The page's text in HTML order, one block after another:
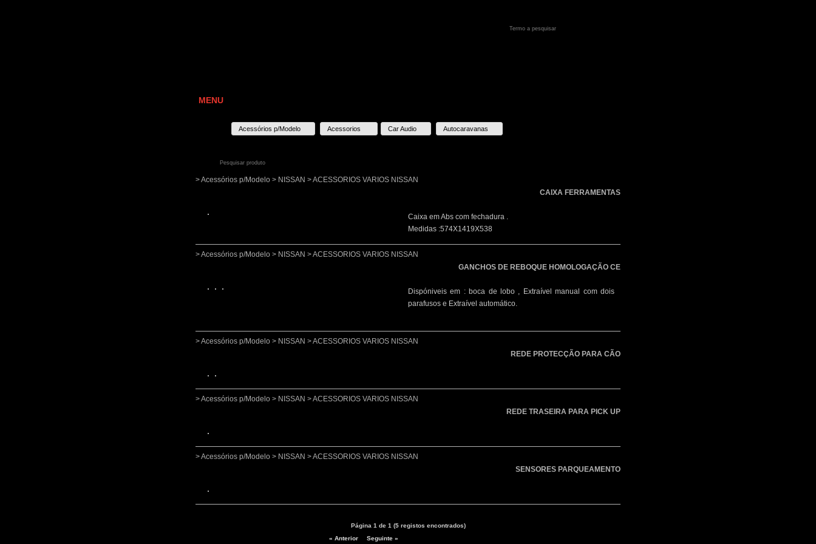
MENU
Acessórios p/Modelo Acessorios Car Audio Autocaravanas
> Acessórios p/Modelo > NISSAN > ACESSORIOS VARIOS NISSAN
CAIXA FERRAMENTAS
Caixa em Abs com fechadura .
Medidas :574X1419X538
> Acessórios p/Modelo > NISSAN > ACESSORIOS VARIOS NISSAN
GANCHOS DE REBOQUE HOMOLOGAÇÃO CE
Dispóniveis em : boca de lobo , Extraível manual com dois
parafusos e Extraível automático.
> Acessórios p/Modelo > NISSAN > ACESSORIOS VARIOS NISSAN
REDE PROTECÇÃO PARA CÃO
> Acessórios p/Modelo > NISSAN > ACESSORIOS VARIOS NISSAN
REDE TRASEIRA PARA PICK UP
> Acessórios p/Modelo > NISSAN > ACESSORIOS VARIOS NISSAN
SENSORES PARQUEAMENTO
Página 1 de 1 (5 registos encontrados)
« Anterior
Seguinte »